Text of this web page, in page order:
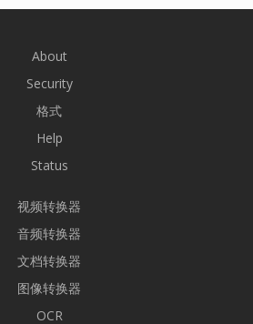
About
Security
格式
Help
Status
视频转换器
音频转换器
文档转换器
图像转换器
OCR